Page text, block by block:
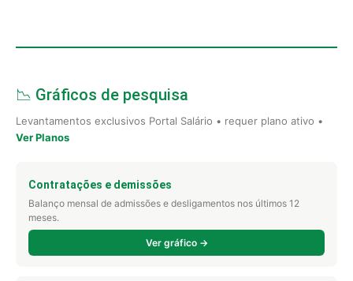
📉 Gráficos de pesquisa
Levantamentos exclusivos Portal Salário • requer plano ativo •
Ver Planos
Contratações e demissões
Balanço mensal de admissões e desligamentos nos últimos 12
meses.
Ver gráfico →